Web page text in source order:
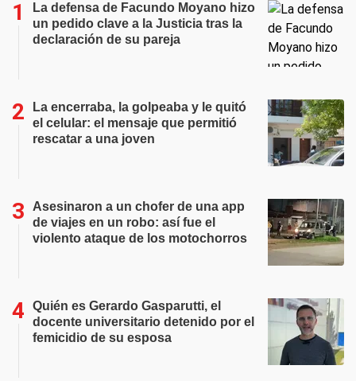
La defensa de Facundo Moyano hizo
un pedido clave a la Justicia tras la
declaración de su pareja
La encerraba, la golpeaba y le quitó
el celular: el mensaje que permitió
rescatar a una joven
Asesinaron a un chofer de una app
de viajes en un robo: así fue el
violento ataque de los motochorros
Quién es Gerardo Gasparutti, el
docente universitario detenido por el
femicidio de su esposa